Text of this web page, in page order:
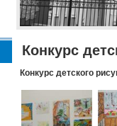
Конкурс
Конкурс детского